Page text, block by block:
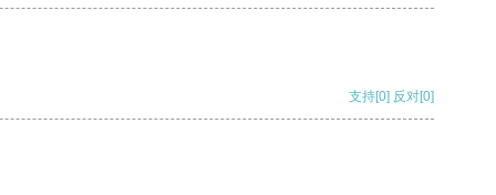
支持[0] 反对[0]